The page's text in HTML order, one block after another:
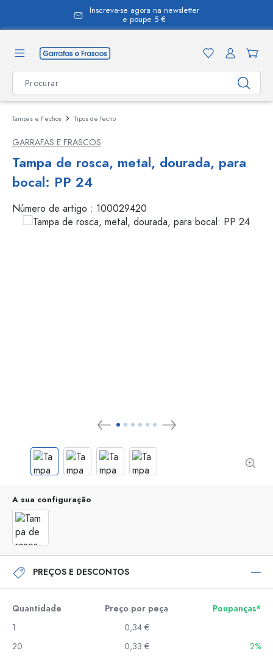
Inscreva-se agora na newsletter
e poupe 5 €
Tampas e Fechos Tipos de fecho
GARRAFAS E FRASCOS
Tampa de rosca, metal, dourada, para
bocal: PP 24
Número de artigo : 100029420
A sua configuração
PREÇOS E DESCONTOS
Quantidade Preço por peça
Poupanças*
1
0,34 €
20
0,33 €
2%